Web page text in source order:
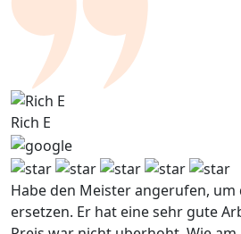
Rich E
Habe den Meister angerufen, um
ersetzen. Er hat eine sehr gute